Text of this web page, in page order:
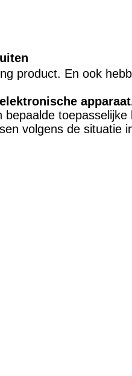
product. En ook
toepasselijke
volgens de situatie